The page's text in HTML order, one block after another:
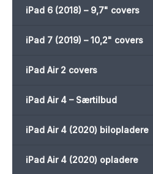
iPad 6 (2018) – 9,7" covers
iPad 7 (2019) – 10,2" covers
iPad Air 2 covers
iPad Air 4 – Særtilbud
iPad Air 4 (2020) bilopladere
iPad Air 4 (2020) opladere